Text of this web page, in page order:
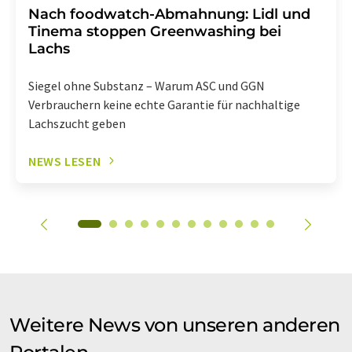
Nach foodwatch-Abmahnung: Lidl und
Tinema stoppen Greenwashing bei
Lachs
Siegel ohne Substanz – Warum ASC und GGN
Verbrauchern keine echte Garantie für nachhaltige
Lachszucht geben
NEWS LESEN
Weitere News von unseren anderen